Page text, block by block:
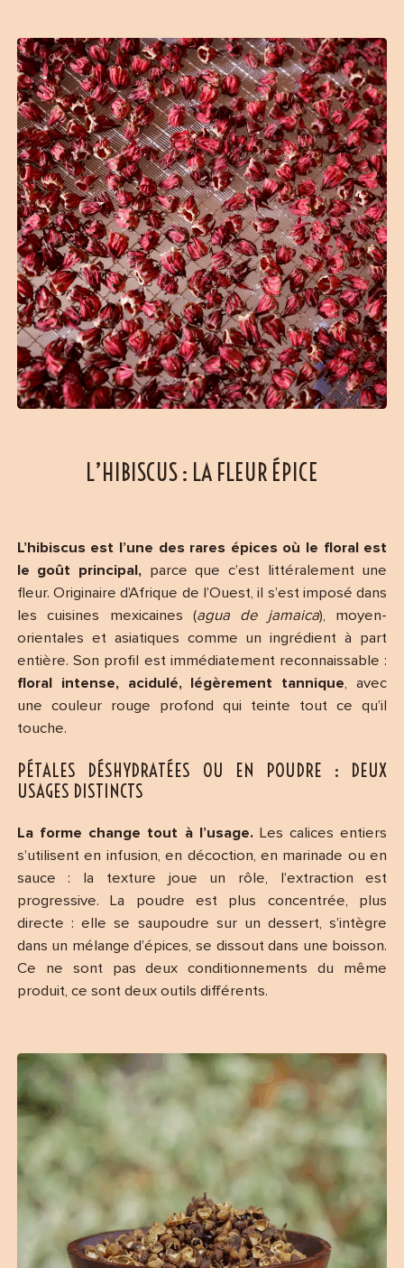
L’HIBISCUS : LA FLEUR ÉPICE
L’hibiscus est l’une des rares épices où le floral est
le goût principal, parce que c’est littéralement une
fleur. Originaire d’Afrique de l’Ouest, il s’est imposé dans
les cuisines mexicaines (agua de jamaica), moyen-
orientales et asiatiques comme un ingrédient à part
entière. Son profil est immédiatement reconnaissable :
floral intense, acidulé, légèrement tannique, avec
une couleur rouge profond qui teinte tout ce qu’il
touche.
PÉTALES DÉSHYDRATÉES OU EN POUDRE : DEUX
USAGES DISTINCTS
La forme change tout à l’usage.Les calices entiers
s’utilisent en infusion, en décoction, en marinade ou en
sauce : la texture joue un rôle, l’extraction est
progressive. La poudre est plus concentrée, plus
directe : elle se saupoudre sur un dessert, s’intègre
dans un mélange d’épices, se dissout dans une boisson.
Ce ne sont pas deux conditionnements du même
produit, ce sont deux outils différents.